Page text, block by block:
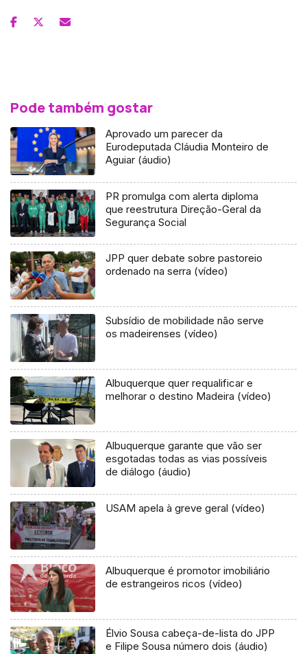
Pode também gostar
Aprovado um parecer da
Eurodeputada Cláudia Monteiro de
Aguiar (áudio)
PR promulga com alerta diploma
que reestrutura Direção-Geral da
Segurança Social
JPP quer debate sobre pastoreio
ordenado na serra (vídeo)
Subsídio de mobilidade não serve
os madeirenses (vídeo)
Albuquerque quer requalificar e
melhorar o destino Madeira (vídeo)
Albuquerque garante que vão ser
esgotadas todas as vias possíveis
de diálogo (áudio)
USAM apela à greve geral (vídeo)
Albuquerque é promotor imobiliário
de estrangeiros ricos (vídeo)
Élvio Sousa cabeça-de-lista do JPP
e Filipe Sousa número dois (áudio)